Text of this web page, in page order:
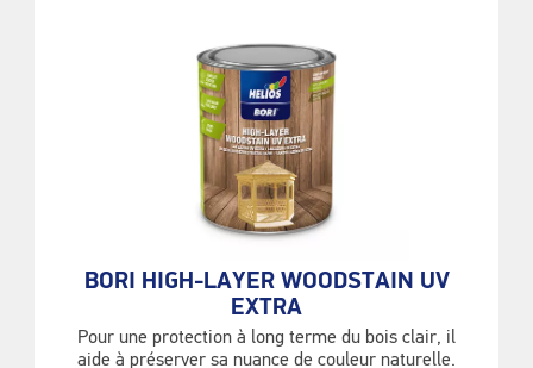
BORI HIGH-LAYER WOODSTAIN UV
EXTRA
Pour une protection à long terme du bois clair, il
aide à préserver sa nuance de couleur naturelle.